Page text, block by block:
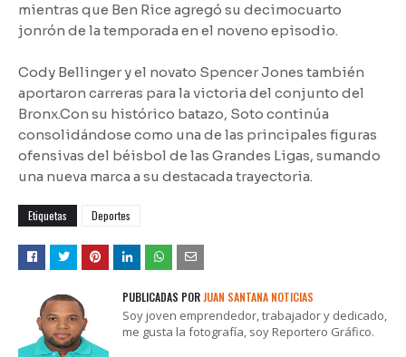
mientras que Ben Rice agregó su decimocuarto
jonrón de la temporada en el noveno episodio.
Cody Bellinger y el novato Spencer Jones también
aportaron carreras para la victoria del conjunto del
Bronx.Con su histórico batazo, Soto continúa
consolidándose como una de las principales figuras
ofensivas del béisbol de las Grandes Ligas, sumando
una nueva marca a su destacada trayectoria.
Etiquetas Deportes
PUBLICADAS PORJUAN SANTANA NOTICIAS
Soy joven emprendedor, trabajador y dedicado,
me gusta la fotografía, soy Reportero Gráfico.